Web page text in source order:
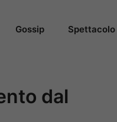
Gossip Spettacolo
dal